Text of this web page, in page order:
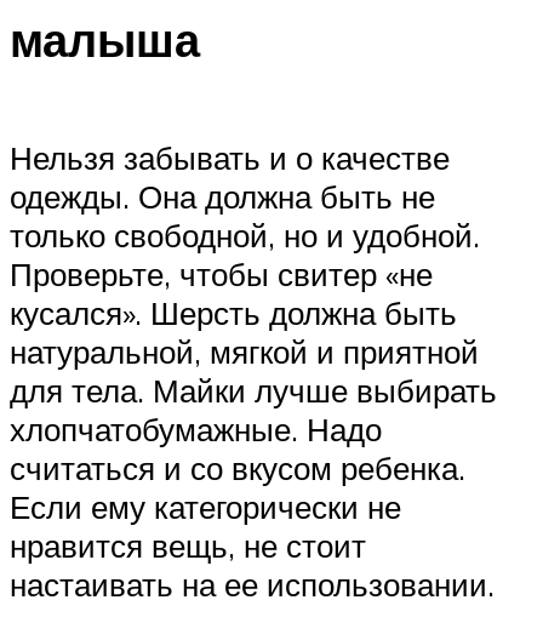
малыша
Нельзя забывать и о качестве
одежды. Она должна быть не
только свободной, но и удобной.
Проверьте, чтобы свитер «не
кусался». Шерсть должна быть
натуральной, мягкой и приятной
для тела. Майки лучше выбирать
хлопчатобумажные. Надо
считаться и со вкусом ребенка.
Если ему категорически не
нравится вещь, не стоит
настаивать на ее использовании.